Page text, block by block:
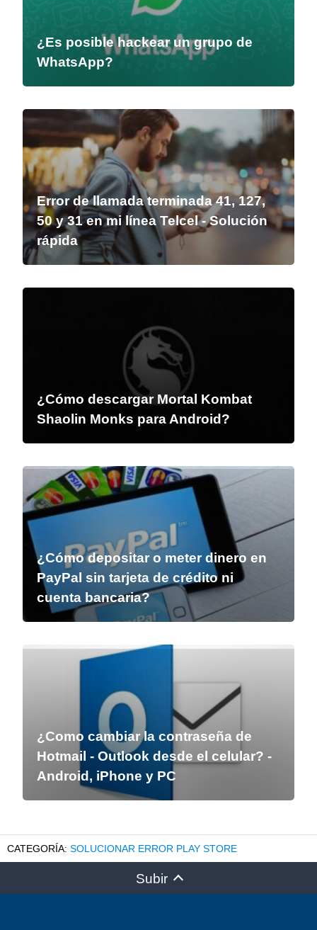
¿Es posible hackear un grupo de
WhatsApp?
Error de llamada terminada 41, 127,
50 y 31 en mi línea Telcel - Solución
rápida
¿Cómo descargar Mortal Kombat
Shaolin Monks para Android?
¿Cómo depositar o meter dinero en
PayPal sin tarjeta de crédito ni
cuenta bancaria?
¿Como cambiar la contraseña de
Hotmail - Outlook desde el celular? -
Android, iPhone y PC
SOLUCIONAR ERROR PLAY STORE
Subir